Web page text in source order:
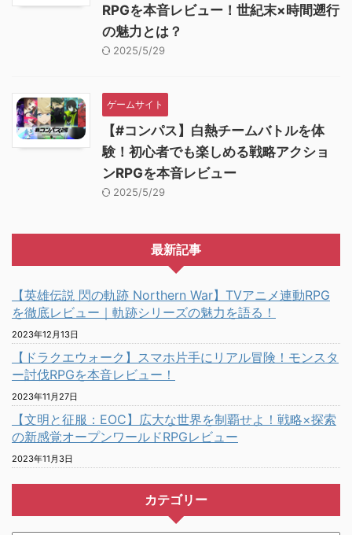
RPGを本音レビュー！世紀末×時間遡行
の魅力とは？
2025/5/29
ゲームサイト
【#コンパス】白熱チームバトルを体
験！初心者でも楽しめる戦略アクショ
ンRPGを本音レビュー
2025/5/29
最新記事
【英雄伝説 閃の軌跡 Northern War】TVアニメ連動RPG
を徹底レビュー｜軌跡シリーズの魅力を語る！
2023年12月13日
【ドラクエウォーク】スマホ片手にリアル冒険！モンスタ
ー討伐RPGを本音レビュー！
2023年11月27日
【文明と征服：EOC】広大な世界を制覇せよ！戦略×探索
の新感覚オープンワールドRPGレビュー
2023年11月3日
カテゴリー